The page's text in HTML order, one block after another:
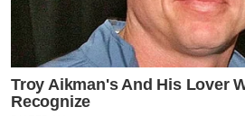
Troy Aikman's And His Lover
Recognize